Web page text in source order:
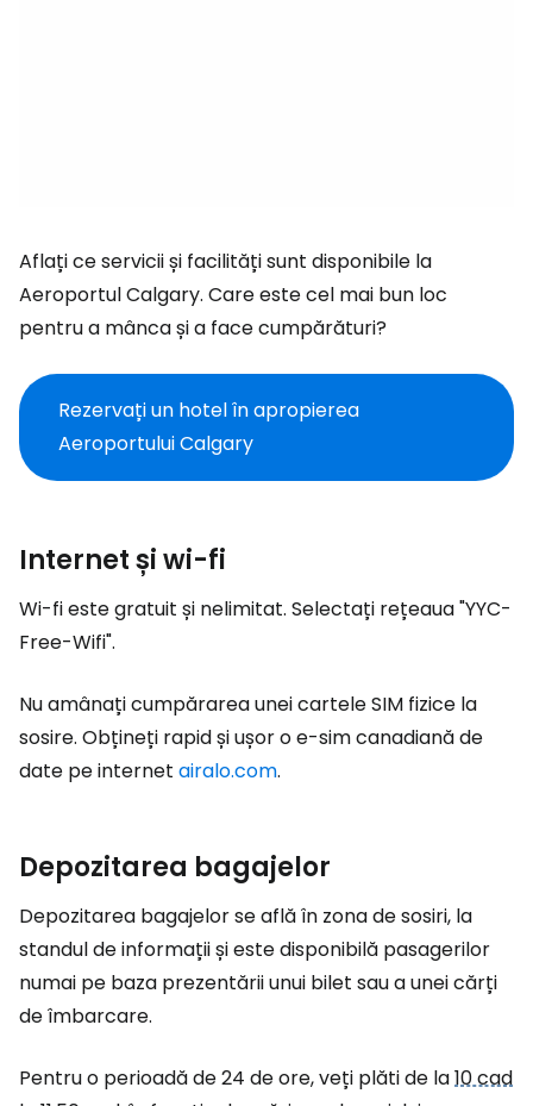
Aflați ce servicii și facilități sunt disponibile la
Aeroportul Calgary. Care este cel mai bun loc
pentru a mânca și a face cumpărături?
Rezervați un hotel în apropierea
Aeroportului Calgary
Internet și wi-fi
Wi-fi este gratuit și nelimitat. Selectați rețeaua "YYC-
Free-Wifi".
Nu amânați cumpărarea unei cartele SIM fizice la
sosire. Obțineți rapid și ușor o e-sim canadiană de
date pe internet airalo.com.
Depozitarea bagajelor
Depozitarea bagajelor se află în zona de sosiri, la
standul de informații și este disponibilă pasagerilor
numai pe baza prezentării unui bilet sau a unei cărți
de îmbarcare.
Pentru o perioadă de 24 de ore, veți plăti de la10 cad